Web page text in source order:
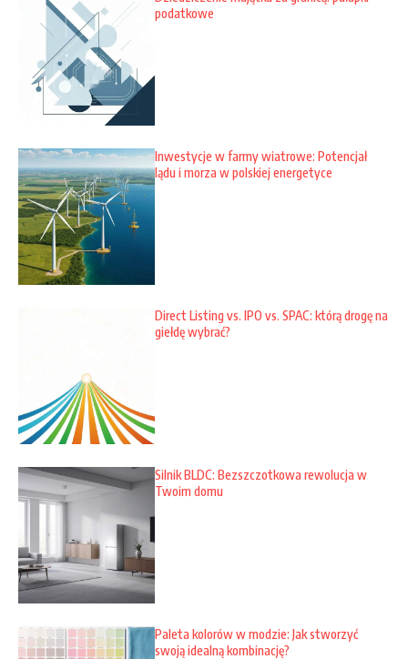
podatkowe
Inwestycje w farmy wiatrowe: Potencjał
lądu i morza w polskiej energetyce
Direct Listing vs. IPO vs. SPAC: którą drogę na
giełdę wybrać?
Silnik BLDC: Bezszczotkowa rewolucja w
Twoim domu
Paleta kolorów w modzie: Jak stworzyć
swoją idealną kombinację?